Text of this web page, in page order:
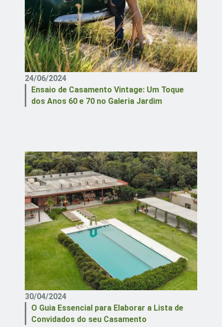
24/06/2024
Ensaio de Casamento Vintage: Um Toque
dos Anos 60 e 70 no Galeria Jardim
30/04/2024
O Guia Essencial para Elaborar a Lista de
Convidados do seu Casamento